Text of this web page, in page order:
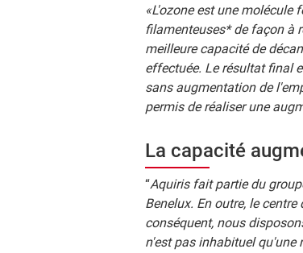
«L'ozone est une molécule
filamenteuses* de façon à
meilleure capacité de
effectuée. Le résultat final
sans augmentation de
permis de réaliser une
La capacité
“Aquiris fait partie du
Benelux. En outre, le
conséquent, nous
n'est pas inhabituel qu'une